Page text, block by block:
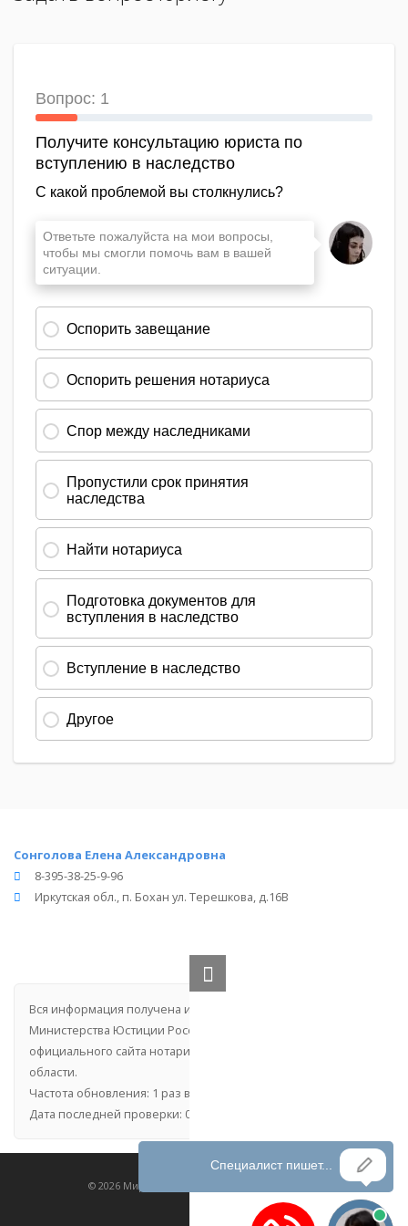
Сонголова Елена Александровна
8-395-38-25-9-96
Иркутская обл., п. Бохан ул. Терешкова, д.16В
Вся информация получена из открытого реестра
Министерства Юстиции Российской Федерации и с
официального сайта нотариальной палаты Иркутской
области.
Частота обновления: 1 раз в неделю.
Дата последней проверки: 03.08.2026
© 2026 МирНотариусов - все права зашищены